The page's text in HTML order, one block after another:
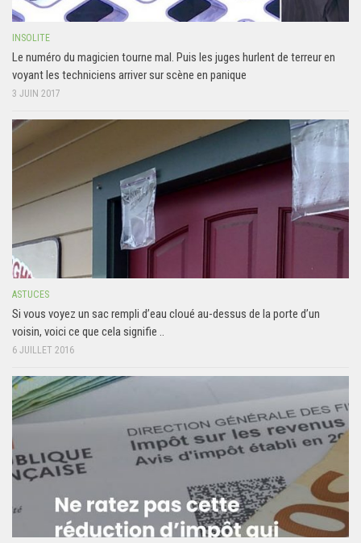
INSOLITE
Le numéro du magicien tourne mal. Puis les juges hurlent de terreur en
voyant les techniciens arriver sur scène en panique
3 JUIN 2017
ASTUCES
Si vous voyez un sac rempli d’eau cloué au-dessus de la porte d’un
voisin, voici ce que cela signifie ..
6 JUILLET 2016